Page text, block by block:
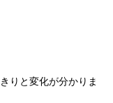
りと変化が分かりま